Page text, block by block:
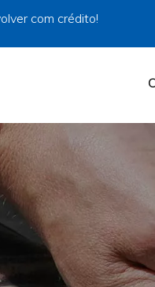
com crédito!